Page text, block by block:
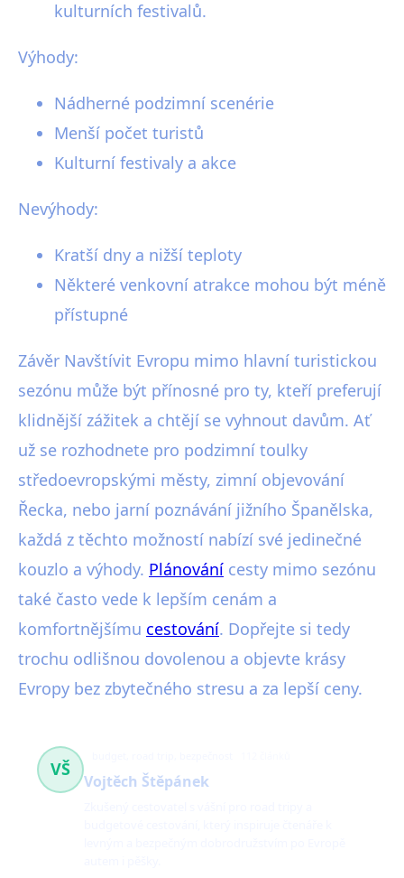
kulturních festivalů.
Výhody:
Nádherné podzimní scenérie
Menší počet turistů
Kulturní festivaly a akce
Nevýhody:
Kratší dny a nižší teploty
Některé venkovní atrakce mohou být méně
přístupné
Závěr Navštívit Evropu mimo hlavní turistickou
sezónu může být přínosné pro ty, kteří preferují
klidnější zážitek a chtějí se vyhnout davům. Ať
už se rozhodnete pro podzimní toulky
středoevropskými městy, zimní objevování
Řecka, nebo jarní poznávání jižního Španělska,
každá z těchto možností nabízí své jedinečné
kouzlo a výhody. Plánování cesty mimo sezónu
také často vede k lepším cenám a
komfortnějšímu cestování. Dopřejte si tedy
trochu odlišnou dovolenou a objevte krásy
Evropy bez zbytečného stresu a za lepší ceny.
VŠ
Vojtěch Štěpánek